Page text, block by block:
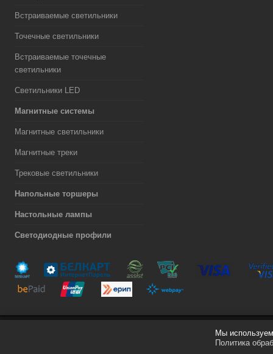
Встраиваемые светильники
Точечные светильники
Встраиваемые точечные
светильники
Светильники LED
Магнитные системы
Магнитные светильники
Магнитные треки
Трековые светильники
Напольные торшеры
Настольные лампы
Светодиодные профили
Мы
Политика